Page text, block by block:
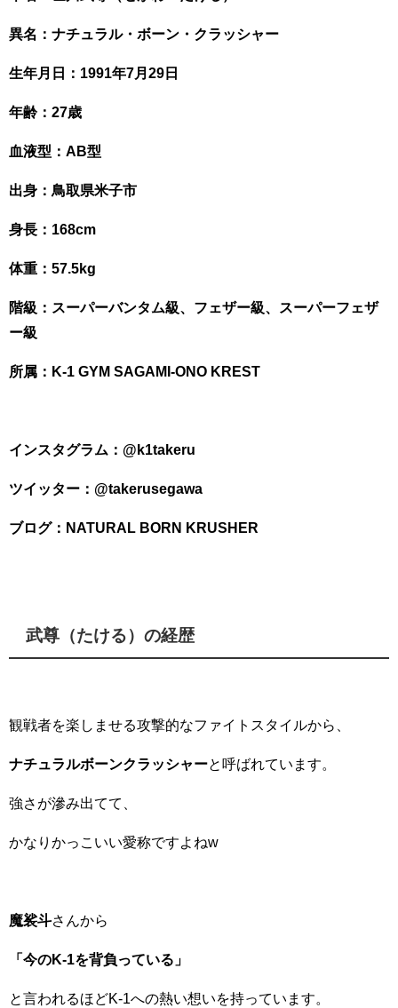
異名：ナチュラル・ボーン・クラッシャー
生年月日：1991年7月29日
年齢：27歳
血液型：AB型
出身：鳥取県米子市
身長：168cm
体重：57.5kg
階級：スーパーバンタム級、フェザー級、スーパーフェザ
ー級
所属：K-1 GYM SAGAMI-ONO KREST
インスタグラム：@k1takeru
ツイッター：@takerusegawa
ブログ：NATURAL BORN KRUSHER
武尊（たける）の経歴
観戦者を楽しませる攻撃的なファイトスタイルから、
ナチュラルボーンクラッシャーと呼ばれています。
強さが滲み出てて、
かなりかっこいい愛称ですよねw
魔裟斗さんから
「今のK-1を背負っている」
と言われるほどK-1への熱い想いを持っています。